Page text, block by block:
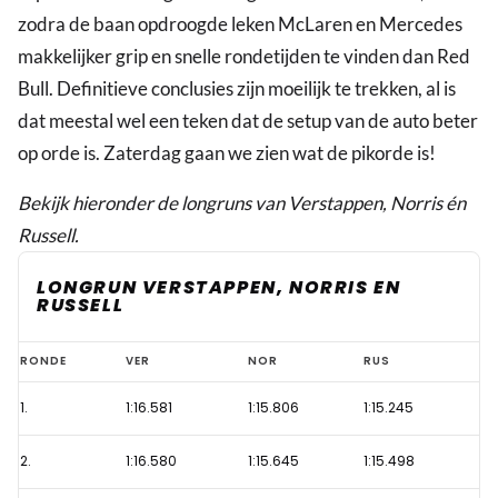
zodra de baan opdroogde leken McLaren en Mercedes
makkelijker grip en snelle rondetijden te vinden dan Red
Bull. Definitieve conclusies zijn moeilijk te trekken, al is
dat meestal wel een teken dat de setup van de auto beter
op orde is. Zaterdag gaan we zien wat de pikorde is!
Bekijk hieronder de longruns van Verstappen, Norris én
Russell.
LONGRUN VERSTAPPEN, NORRIS EN
RUSSELL
Data
tonen
aan:
Verstappen
RONDE VER NOR RUS
1. 1:16.581 1:15.806 1:15.245
2. 1:16.580 1:15.645 1:15.498